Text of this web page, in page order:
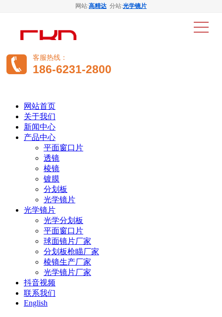
网站:高精达 分站:光学镜片
客服热线：
186-6231-2800
网站首页
关于我们
新闻中心
产品中心
平面窗口片
透镜
棱镜
镀膜
分划板
光学镜片
光学镜片
光学分划板
平面窗口片
球面镜片厂家
分划板枪瞄厂家
棱镜生产厂家
光学镜片厂家
抖音视频
联系我们
English